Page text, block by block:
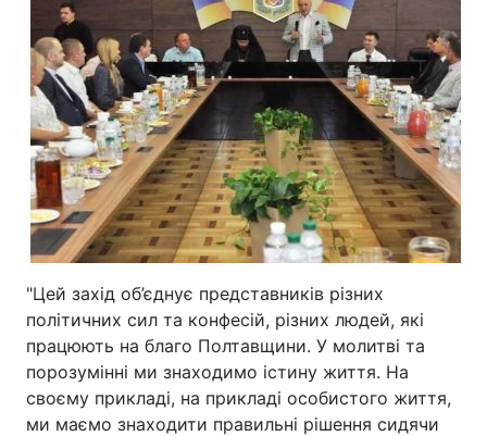
"Цей захід об’єднує представників різних
політичних сил та конфесій, різних людей, які
працюють на благо Полтавщини. У молитві та
порозумінні ми знаходимо істину життя. На
своєму прикладі, на прикладі особистого життя,
ми маємо знаходити правильні рішення сидячи